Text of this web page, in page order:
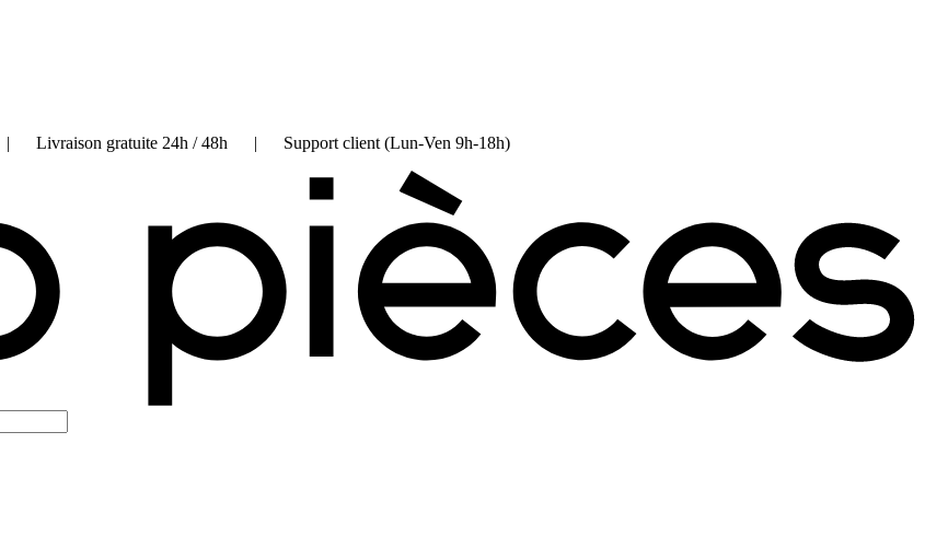
| Livraison gratuite 24h / 48h | Support client (Lun-Ven 9h-18h)